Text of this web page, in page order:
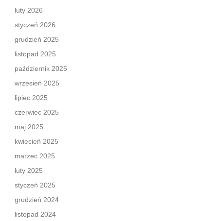
luty 2026
styczeń 2026
grudzień 2025
listopad 2025
październik 2025
wrzesień 2025
lipiec 2025
czerwiec 2025
maj 2025
kwiecień 2025
marzec 2025
luty 2025
styczeń 2025
grudzień 2024
listopad 2024